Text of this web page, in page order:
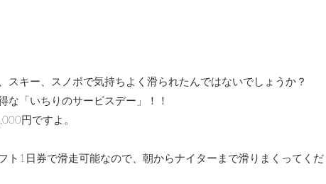
スキー、スノボで気持ちよく滑られたんではないでしょうか？
な「いちりのサービスデー」！！
円ですよ。
ト1日券で滑走可能なので、朝からナイターまで滑りまくってくだ